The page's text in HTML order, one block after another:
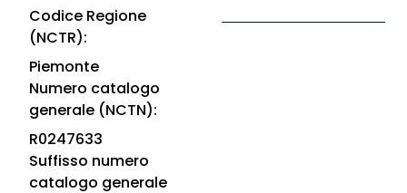
Codice Regione
(NCTR):
Piemonte
Numero catalogo
generale (NCTN):
R0247633
Suffisso numero
catalogo generale